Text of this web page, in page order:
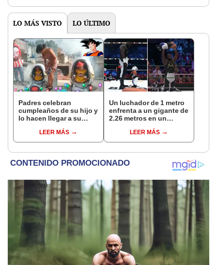
LO MÁS VISTO LO ÚLTIMO
Padres celebran
cumpleaños de su hijo y
lo hacen llegar a su
saiyajin’LEER MÁS
Un luchador de 1 metro
enfrenta a un gigante de
2.26 metros en un
Triplemanía: el vídeo
superó las 82 millones
LEER MÁS